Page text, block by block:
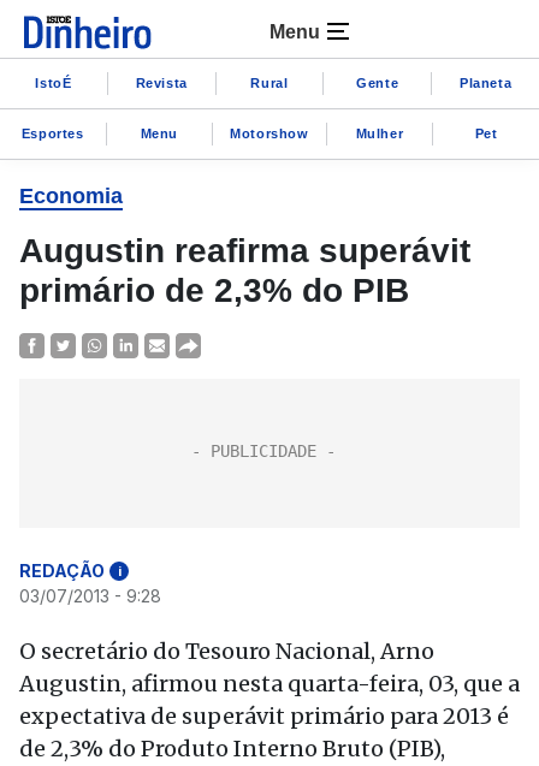
Menu
IstoÉ Revista Rural Gente Planeta
Esportes Menu Motorshow Mulher Pet
Economia
Augustin reafirma superávit
primário de 2,3% do PIB
REDAÇÃO i
03/07/2013 - 9:28
O secretário do Tesouro Nacional, Arno
Augustin, afirmou nesta quarta-feira, 03, que a
expectativa de superávit primário para 2013 é
de 2,3% do Produto Interno Bruto (PIB),